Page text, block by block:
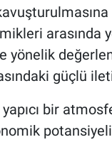
arasında
yönelik
güçlü
bir